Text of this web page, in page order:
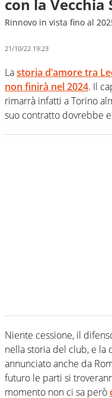
con la Vecchia
Rinnovo in vista fino al
21/10/22 19:23
Lastoria d’amore tra
non finirà nel 2024. Il
rimarrà infatti a Torino
suo contratto dovrebbe
Niente cessione, il
nella storia del club, e la
annunciato anche da
futuro le parti si
momento non ci sa però